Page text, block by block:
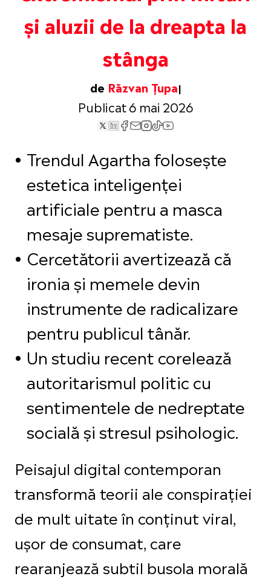
și aluzii de la dreapta la
stânga
de Răzvan Țupa
Publicat 6 mai 2026
Trendul Agartha folosește
estetica inteligenței
artificiale pentru a masca
mesaje suprematiste.
Cercetătorii avertizează că
ironia și memele devin
instrumente de radicalizare
pentru publicul tânăr.
Un studiu recent corelează
autoritarismul politic cu
sentimentele de nedreptate
socială și stresul psihologic.
Peisajul digital contemporan
transformă teorii ale conspirației
de mult uitate în conținut viral,
ușor de consumat, care
rearanjează subtil busola morală